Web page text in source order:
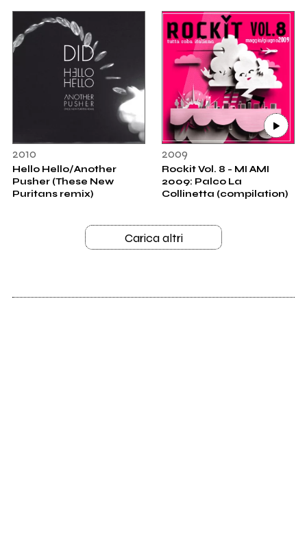
2010
Hello Hello/Another
Pusher (These New
Puritans remix)
2009
Rockit Vol. 8 - MI AMI
2009: Palco La
Collinetta (compilation)
Carica altri